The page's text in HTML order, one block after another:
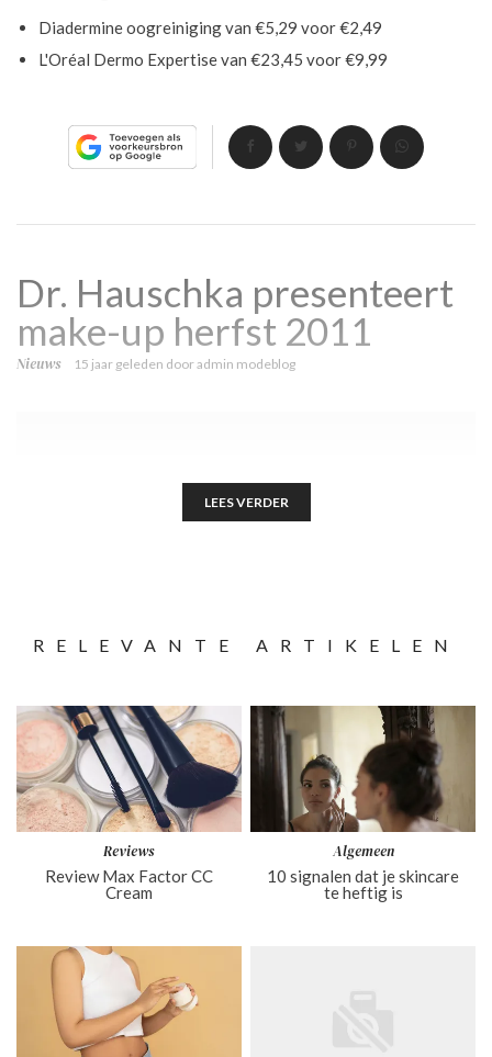
Diadermine oogreiniging van €5,29 voor €2,49
L'Oréal Dermo Expertise van €23,45 voor €9,99
Dr. Hauschka presenteert
make-up herfst 2011
Nieuws 15 jaar geleden dooradmin modeblog
LEES VERDER
RELEVANTE ARTIKELEN
Reviews
Review Max Factor CC
Cream
Algemeen
10 signalen dat je skincare
te heftig is